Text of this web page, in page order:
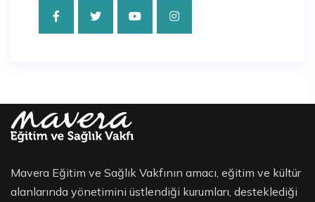
Mavera Eğitim ve Sağlık Vakfının amacı, eğitim ve kültür
alanlarında yönetimini üstlendiği kurumları, desteklediği